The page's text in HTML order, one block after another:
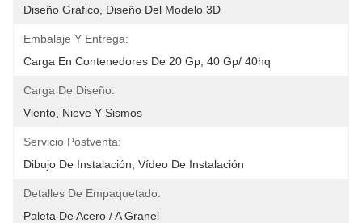
Diseño Gráfico, Diseño Del Modelo 3D
Embalaje Y Entrega:
Carga En Contenedores De 20 Gp, 40 Gp/ 40hq
Carga De Diseño:
Viento, Nieve Y Sismos
Servicio Postventa:
Dibujo De Instalación, Vídeo De Instalación
Detalles De Empaquetado:
Paleta De Acero / A Granel